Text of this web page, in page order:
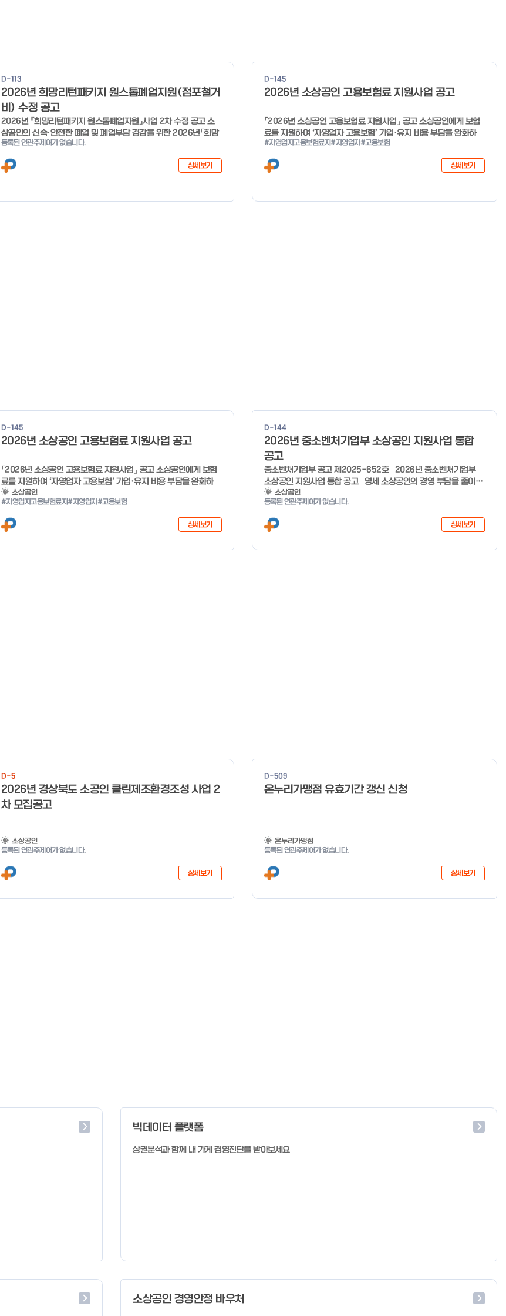
D-113
2026년 희망리턴패키지 원스톱폐업지원(점포철거
비) 수정 공고
2026년 『희망리턴패키지 원스톱폐업지원』사업 2차 수정 공고 소
상공인의 신속·안전한 폐업 및 폐업부담 경감을 위한 2026년「희망
리턴패키지 원스톱폐업지원」사업의 추가경정예산 지원 대상 확대에
따른 2차 수정 공고 하오니, 많은 관심과 참여 바랍니다. 2026년 8
월 3일 소상공인시장진흥공단 이사장 < 신청·접수 기간 > 세부사업
자문·채무조정 26년 4월 3일 ~ 예산 소진시 점포철거비 지원 26
등록된 연관주제어가 없습니다.
상세보기
D-145
2026년 소상공인 고용보험료 지원사업 공고
「2026년 소상공인 고용보험료 지원사업」 공고 소상공인에게 보험
료를 지원하여 ‘자영업자 고용보험’ 가입·유지 비용 부담을 완화하
고, 사회안전망으로 편입을 촉진하고자「2026년 소상공인 고용보험
료 지원사업」을 다음과 같이 공고합니다. 2025년 12월 29일 중소
벤처기업부 장관 자세한 사항은 첨부파일을 확인하여 주시기 바랍니
#자영업자고용보험료지 #자영업자#고용보험
상세보기
D-145
2026년 소상공인 고용보험료 지원사업 공고
「2026년 소상공인 고용보험료 지원사업」 공고 소상공인에게 보험
료를 지원하여 ‘자영업자 고용보험’ 가입·유지 비용 부담을 완화하
고, 사회안전망으로 편입을 촉진하고자「2026년 소상공인 고용보험
료 지원사업」을 다음과 같이 공고합니다. 2025년 12월 29일 중소
벤처기업부 장관 자세한 사항은 첨부파일을 확인하여 주시기 바랍니
다.
소상공인
#자영업자고용보험료지 #자영업자#고용보험
상세보기
D-144
2026년 중소벤처기업부 소상공인 지원사업 통합
공고
중소벤처기업부 공고 제2025-652호 2026년 중소벤처기업부
소상공인 지원사업 통합 공고 영세 소상공인의 경영 부담을 줄이고,
유망 소상공인의 성장 가능성을 극대화하기 위해 �2026년 소상공
인 지원사업을 다음과 같이 공고합니다. ※ 7개분야 26개사업 1조
3,410억원 규모(’25년 7개분야 23개사업 8,170억원 규모) 2025
년 12월 29일 중 소 벤 처 기 업 부 장 관
소상공인
등록된 연관주제어가 없습니다.
상세보기
D-5
2026년 경상북도 소공인 클린제조환경조성 사업 2
차 모집공고
소상공인
등록된 연관주제어가 없습니다.
상세보기
D-509
온누리가맹점 유효기간 갱신 신청
온누리가맹점
등록된 연관주제어가 없습니다.
상세보기
빅데이터 플랫폼
상권분석과 함께 내 가게 경영진단을 받아보세요
소상공인 경영안정 바우처